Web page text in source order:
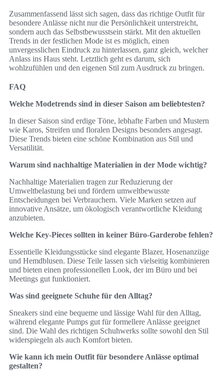
Zusammenfassend lässt sich sagen, dass das richtige Outfit für
besondere Anlässe nicht nur die Persönlichkeit unterstreicht,
sondern auch das Selbstbewusstsein stärkt. Mit den aktuellen
Trends in der festlichen Mode ist es möglich, einen
unvergesslichen Eindruck zu hinterlassen, ganz gleich, welcher
Anlass ins Haus steht. Letztlich geht es darum, sich
wohlzufühlen und den eigenen Stil zum Ausdruck zu bringen.
FAQ
Welche Modetrends sind in dieser Saison am beliebtesten?
In dieser Saison sind erdige Töne, lebhafte Farben und Mustern
wie Karos, Streifen und floralen Designs besonders angesagt.
Diese Trends bieten eine schöne Kombination aus Stil und
Versatilität.
Warum sind nachhaltige Materialien in der Mode wichtig?
Nachhaltige Materialien tragen zur Reduzierung der
Umweltbelastung bei und fördern umweltbewusste
Entscheidungen bei Verbrauchern. Viele Marken setzen auf
innovative Ansätze, um ökologisch verantwortliche Kleidung
anzubieten.
Welche Key-Pieces sollten in keiner Büro-Garderobe fehlen?
Essentielle Kleidungsstücke sind elegante Blazer, Hosenanzüge
und Hemdblusen. Diese Teile lassen sich vielseitig kombinieren
und bieten einen professionellen Look, der im Büro und bei
Meetings gut funktioniert.
Was sind geeignete Schuhe für den Alltag?
Sneakers sind eine bequeme und lässige Wahl für den Alltag,
während elegante Pumps gut für formellere Anlässe geeignet
sind. Die Wahl des richtigen Schuhwerks sollte sowohl den Stil
widerspiegeln als auch Komfort bieten.
Wie kann ich mein Outfit für besondere Anlässe optimal
gestalten?